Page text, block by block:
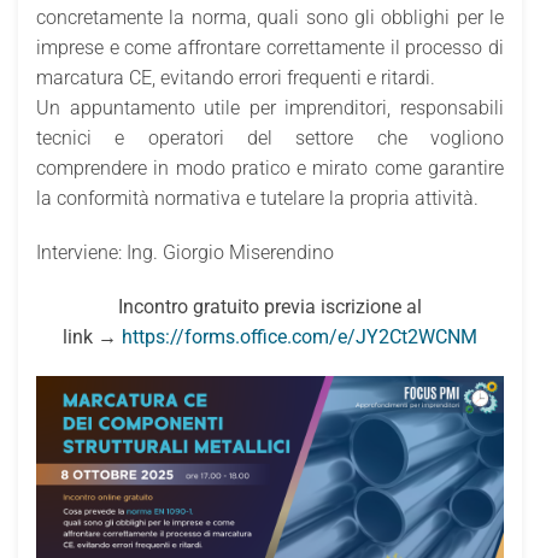
concretamente la norma, quali sono gli obblighi per le
imprese e come affrontare correttamente il processo di
marcatura CE, evitando errori frequenti e ritardi.
Un appuntamento utile per imprenditori, responsabili
tecnici e operatori del settore che vogliono
comprendere in modo pratico e mirato come garantire
la conformità normativa e tutelare la propria attività.
Interviene: Ing. Giorgio Miserendino
Incontro gratuito previa iscrizione al
link → https://forms.office.com/e/JY2Ct2WCNM